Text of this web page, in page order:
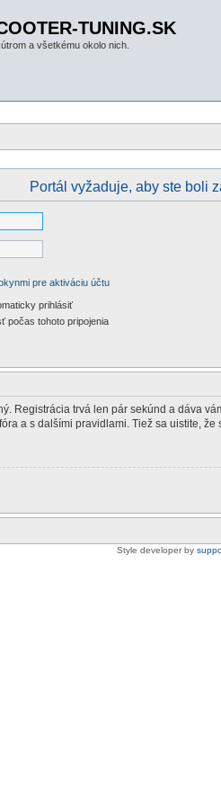
TUNING.SK
a všetkému okolo nich.
Portál vyžaduje, aby ste boli
pre aktiváciu účtu
prihlásiť
počas tohoto pripojenia
Registrácia trvá len pár sekúnd a dáva
a s dalšími pravidlami. Tiež sa uistite,
Style developer by